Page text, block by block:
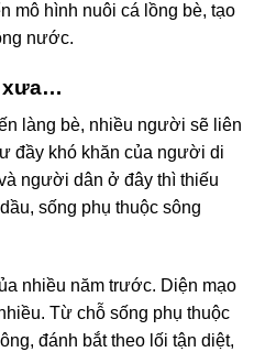
mô hình nuôi cá lồng bè, tạo
nước.
xưa…
làng bè, nhiều người sẽ liên
đầy khó khăn của người di
người dân ở đây thì thiếu
sống phụ thuộc sông
nhiều năm trước. Diện mạo
Từ chỗ sống phụ thuộc
đánh bắt theo lối tận diệt,